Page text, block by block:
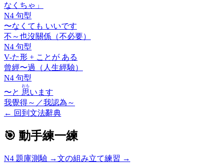
なくちゃ」
N4 句型
〜なくても いいです
不～也沒關係（不必要）
N4 句型
V-た形 + ことが ある
曾經〜過（人生經驗）
N4 句型
〜と 思
おも
います
我覺得～／我認為～
← 回到文法辭典
🎯 動手練一練
N4 題庫測驗 →文の組み立て練習 →